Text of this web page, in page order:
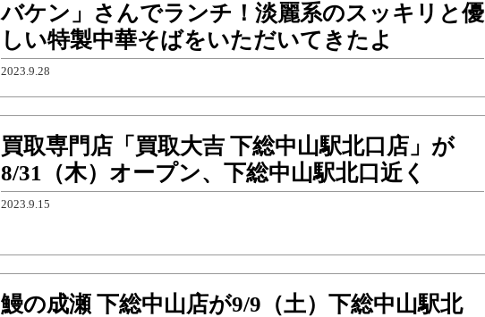
バケン」さんでランチ！淡麗系のスッキリと優
しい特製中華そばをいただいてきたよ
2023.9.28
買取専門店「買取大吉 下総中山駅北口店」が
8/31（木）オープン、下総中山駅北口近く
2023.9.15
鰻の成瀬 下総中山店が9/9（土）下総中山駅北